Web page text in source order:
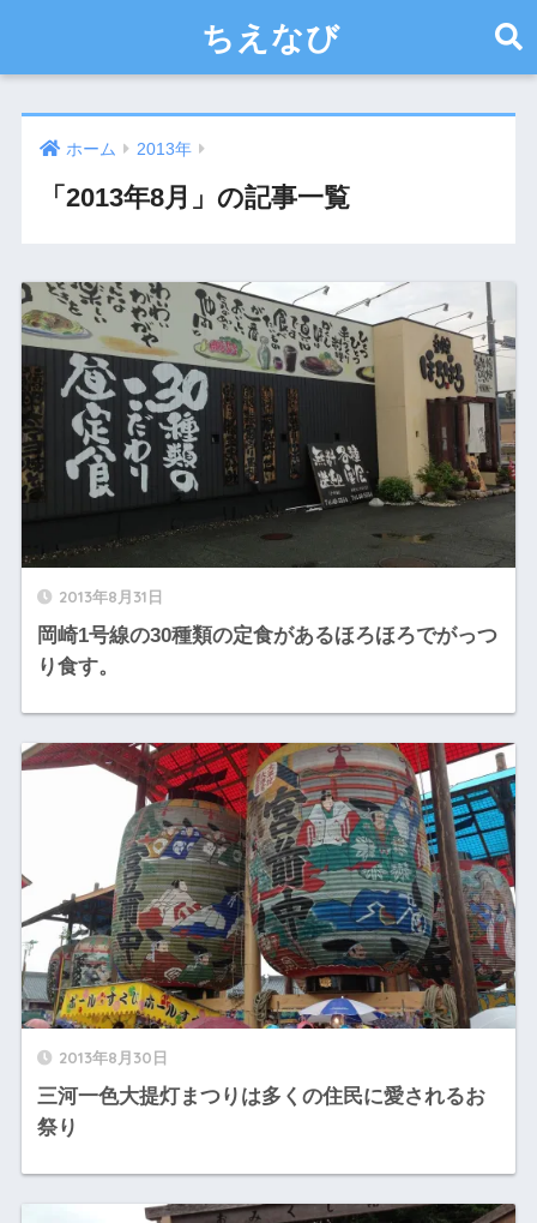
ちえなび
ホーム 2013年
「2013年8月」の記事一覧
2013年8月31日
岡崎1号線の30種類の定食があるほろほろでがっつ
り食す。
2013年8月30日
三河一色大提灯まつりは多くの住民に愛されるお
祭り